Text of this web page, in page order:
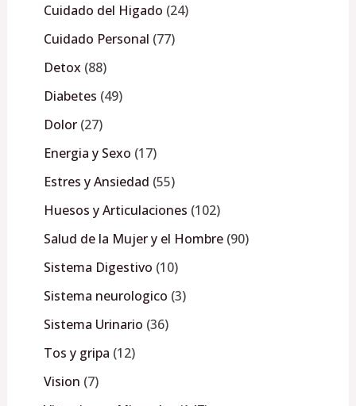
Cuidado del Higado 24
Cuidado Personal 77
Detox 88
Diabetes 49
Dolor 27
Energia y Sexo 17
Estres y Ansiedad 55
Huesos y Articulaciones 102
Salud de la Mujer y el Hombre 90
Sistema Digestivo 10
Sistema neurologico 3
Sistema Urinario 36
Tos y gripa 12
Vision 7